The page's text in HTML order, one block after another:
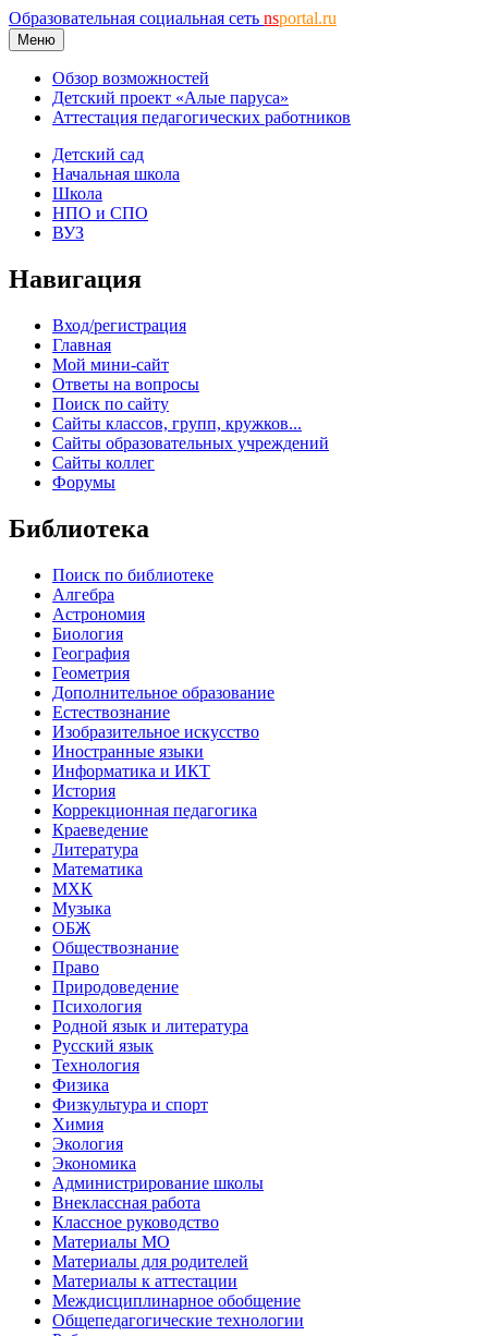
Образовательная социальная сеть nsportal.ru
Меню
Обзор возможностей
Детский проект «Алые паруса»
Аттестация педагогических работников
Детский сад
Начальная школа
Школа
НПО и СПО
ВУЗ
Навигация
Вход/регистрация
Главная
Мой мини-сайт
Ответы на вопросы
Поиск по сайту
Сайты классов, групп, кружков...
Сайты образовательных учреждений
Сайты коллег
Форумы
Библиотека
Поиск по библиотеке
Алгебра
Астрономия
Биология
География
Геометрия
Дополнительное образование
Естествознание
Изобразительное искусство
Иностранные языки
Информатика и ИКТ
История
Коррекционная педагогика
Краеведение
Литература
Математика
МХК
Музыка
ОБЖ
Обществознание
Право
Природоведение
Психология
Родной язык и литература
Русский язык
Технология
Физика
Физкультура и спорт
Химия
Экология
Экономика
Администрирование школы
Внеклассная работа
Классное руководство
Материалы МО
Материалы для родителей
Материалы к аттестации
Междисциплинарное обобщение
Общепедагогические технологии